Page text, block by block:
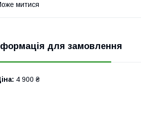
митися
для замовлення
4 900 ₴